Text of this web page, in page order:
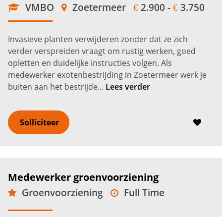
VMBO
Zoetermeer € 2.900 - € 3.750
Invasieve planten verwijderen zonder dat ze zich
verder verspreiden vraagt om rustig werken, goed
opletten en duidelijke instructies volgen. Als
medewerker exotenbestrijding in Zoetermeer werk je
buiten aan het bestrijde... Lees verder
Solliciteer
Medewerker groenvoorziening
Groenvoorziening
Full Time
VMBO